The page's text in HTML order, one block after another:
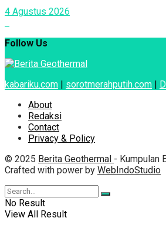
4 Agustus 2026
Follow Us
kabariku.com | sorotmerahputih.com |
About
Redaksi
Contact
Privacy & Policy
© 2025 Berita Geothermal - Kumpulan
Crafted with power by WebIndoStudio
No Result
View All Result